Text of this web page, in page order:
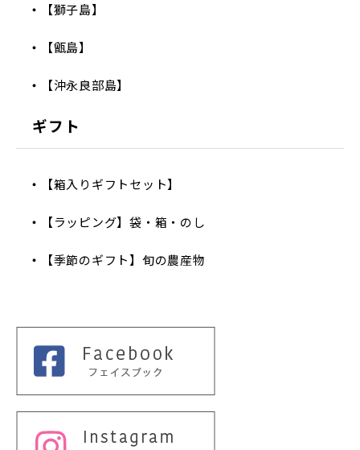
【獅子島】
【甑島】
【沖永良部島】
ギフト
【箱入りギフトセット】
【ラッピング】袋・箱・のし
【季節のギフト】旬の農産物